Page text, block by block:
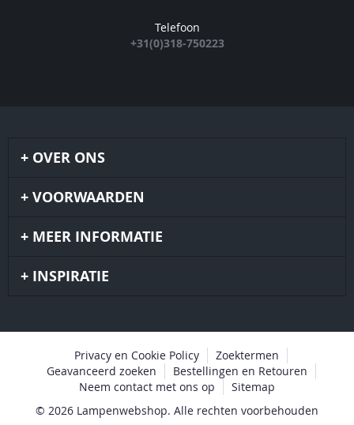
Telefoon
+31(0)318-750223
OVER ONS
VOORWAARDEN
MEER INFORMATIE
INSPIRATIE
Privacy en Cookie Policy
Zoektermen
Geavanceerd zoeken
Bestellingen en Retouren
Neem contact met ons op
Sitemap
© 2026 Lampenwebshop. Alle rechten voorbehouden